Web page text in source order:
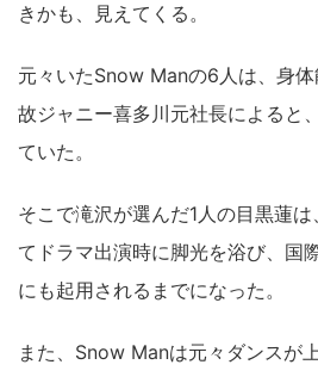
きかも、見えてくる。
元々いたSnow Manの6人は、身体
故ジャニー喜多川元社長によると
ていた。
そこで滝沢が選んだ1人の目黒蓮
てドラマ出演時に脚光を浴び、国
にも起用されるまでになった。
また、Snow Manは元々ダンスが